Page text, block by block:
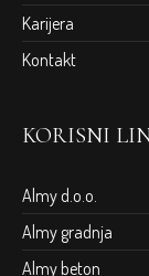
Karijera
Kontakt
KORISNI
Almy d.o.o.
Almy gradnja
Almy beton